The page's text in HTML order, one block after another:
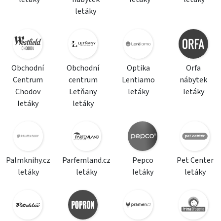
letáky
Obchodní
Centrum
Chodov
letáky
Obchodní
centrum
Letňany
letáky
Optika
Lentiamo
letáky
Orfa
nábytek
letáky
Palmknihy.cz
letáky
Parfemland.cz
letáky
Pepco
letáky
Pet Center
letáky